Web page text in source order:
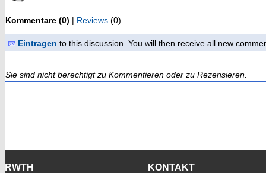
Kommentare (0) | Reviews (0)
Eintragen to this discussion. You will then receive all new
Sie sind nicht berechtigt zu Kommentieren oder zu Rezensieren.
RWTH KONTAKT